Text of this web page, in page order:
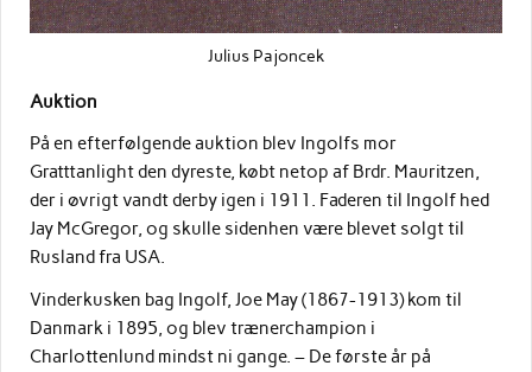
Julius Pajoncek
Auktion
På en efterfølgende auktion blev Ingolfs mor
Gratttanlight den dyreste, købt netop af Brdr. Mauritzen,
der i øvrigt vandt derby igen i 1911. Faderen til Ingolf hed
Jay McGregor, og skulle sidenhen være blevet solgt til
Rusland fra USA.
Vinderkusken bag Ingolf, Joe May (1867-1913) kom til
Danmark i 1895, og blev trænerchampion i
Charlottenlund mindst ni gange. – De første år på